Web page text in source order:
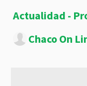
Actualidad -
Chaco On